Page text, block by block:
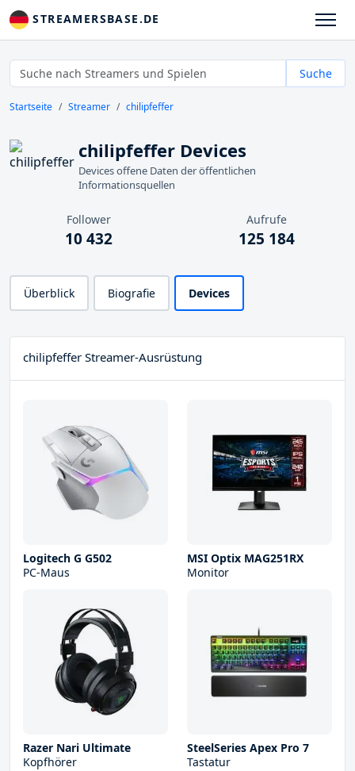
STREAMERSBASE.DE
Suche
Startseite Streamer chilipfeffer
chilipfeffer Devices
Devices offene Daten der öffentlichen
Informationsquellen
Follower
10 432
Aufrufe
125 184
Überblick Biografie Devices
chilipfeffer Streamer-Ausrüstung
Logitech G G502
PC-Maus
MSI Optix MAG251RX
Monitor
Razer Nari Ultimate
Kopfhörer
SteelSeries Apex Pro 7
Tastatur